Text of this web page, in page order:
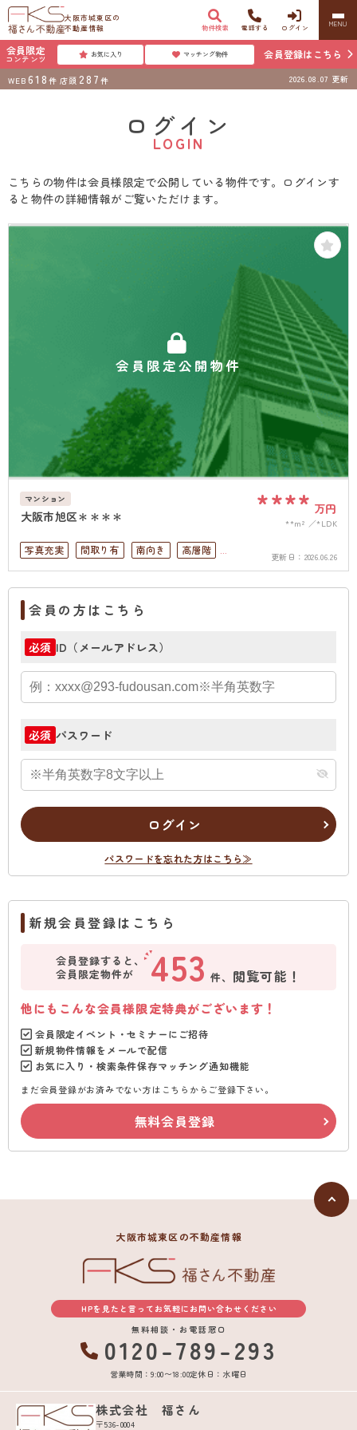
大阪市城東区の
不動産情報
物件検索 電話する ログイン MENU
会員限定
コンテンツ お気に入り マッチング物件 会員登録はこちら
WEB 618 件 店頭 287 件 2026.08.07 更新
ログイン
LOGIN
こちらの物件は会員様限定で公開している物件です。ログインす
ると物件の詳細情報がご覧いただけます。
会員限定公開物件
マンション
大阪市旭区＊＊＊＊ **** 万円
**m² *LDK
写真充実 間取り有 南向き
高層階
南面バルコニー
オートロック
上下水道完備
更新日： 2026.06.26
会員の方はこちら
必須 ID（メールアドレス）
必須 パスワード
ログイン
パスワードを忘れた方はこちら≫
新規会員登録はこちら
会員登録すると、
会員限定物件が
453 件、 閲覧可能！
他にもこんな会員様限定特典がございます！
会員限定イベント・セミナーにご招待
新規物件情報をメールで配信
お気に入り・検索条件保存マッチング通知機能
まだ会員登録がお済みでない方はこちらからご登録下さい。
無料会員登録
大阪市城東区の不動産情報
HPを見たと言ってお気軽にお問い合わせください
無料相談・お電話窓口
0120-789-293
営業時間：9:00〜18:00定休日：水曜日
株式会社 福さん
〒536-0004